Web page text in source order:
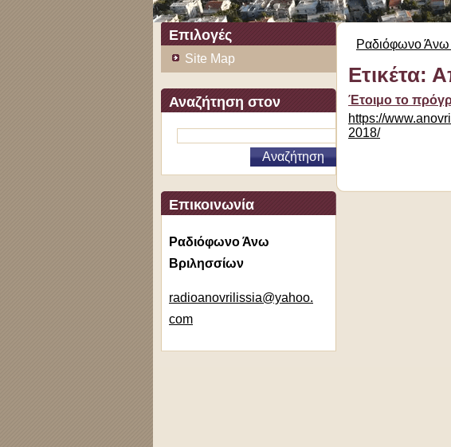
Επιλογές
Site Map
Αναζήτηση στον
ιστότοπο
Επικοινωνία
Ραδιόφωνο Άνω
Βριλησσίων
radioanovrilissia@yahoo.
com
Ραδιόφωνο Άνω
Ετικέτα:
Έτοιμο το
https://
2018/